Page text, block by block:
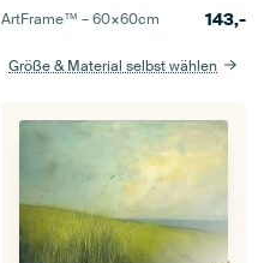
ArtFrame™ –60×60cm 143,-
Größe & Material selbst wählen